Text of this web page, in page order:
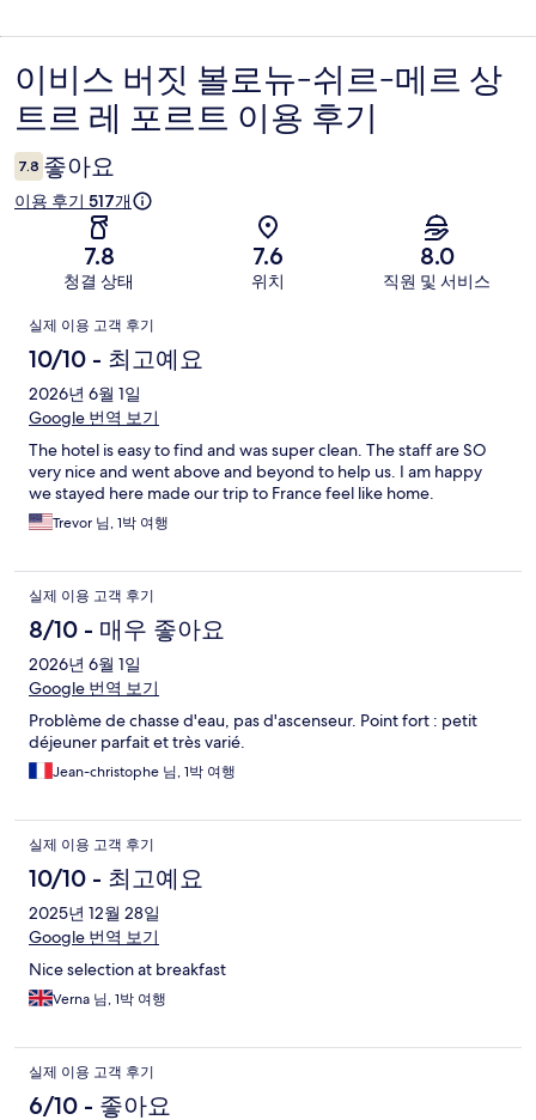
이
용
후
기
이비스 버짓 볼로뉴-쉬르-메르 상
트르 레 포르트 이용 후기
7.8 좋아요
이용 후기 517개
7.8
청결 상태
7.6
위치
8.0
직원 및 서비스
이
용
후
기
실제 이용 고객 후기
10/10 - 최고예요
2026년 6월 1일
Google 번역 보기
The hotel is easy to find and was super clean. The staff are SO
very nice and went above and beyond to help us. I am happy
we stayed here made our trip to France feel like home.
Trevor 님, 1박 여행
실제 이용 고객 후기
8/10 - 매우 좋아요
2026년 6월 1일
Google 번역 보기
Problème de chasse d'eau, pas d'ascenseur. Point fort : petit
déjeuner parfait et très varié.
Jean-christophe 님, 1박 여행
실제 이용 고객 후기
10/10 - 최고예요
2025년 12월 28일
Google 번역 보기
Nice selection at breakfast
Verna 님, 1박 여행
실제 이용 고객 후기
6/10 - 좋아요